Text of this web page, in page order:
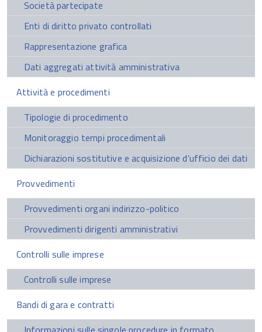
Società partecipate
Enti di diritto privato controllati
Rappresentazione grafica
Dati aggregati attività amministrativa
Attività e procedimenti
Tipologie di procedimento
Monitoraggio tempi procedimentali
Dichiarazioni sostitutive e acquisizione d'ufficio dei dati
Provvedimenti
Provvedimenti organi indirizzo-politico
Provvedimenti dirigenti amministrativi
Controlli sulle imprese
Controlli sulle imprese
Bandi di gara e contratti